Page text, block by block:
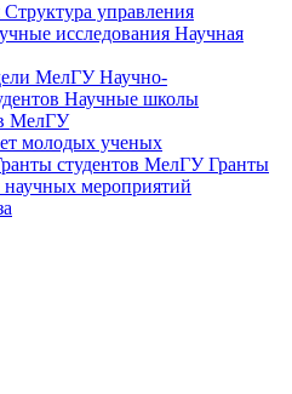
Структура управления
исследования Научная
МелГУНаучно-
Научные школы
МелГУ
молодых ученых
студентов МелГУГранты
мероприятий